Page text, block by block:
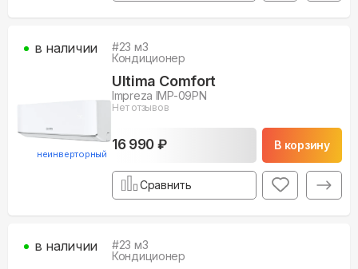
неинверторный
#23 м3
Кондиционер
Ultima Comfort
Impreza IMP-09PN
Нет отзывов
16 990 ₽ В корзину
в наличии
Сравнить
#23 м3
Кондиционер
в наличии